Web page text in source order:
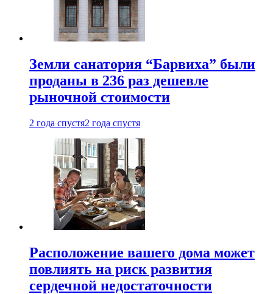
Земли санатория “Барвиха” были
проданы в 236 раз дешевле
рыночной стоимости
2 года спустя2 года спустя
Расположение вашего дома может
повлиять на риск развития
сердечной недостаточности